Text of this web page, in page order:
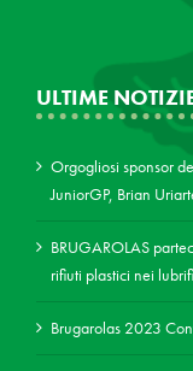
ULTIME
Orgogliosi sponsor
JuniorGP, Brian
BRUGAROLAS
rifiuti plastici nei
Brugarolas 2023